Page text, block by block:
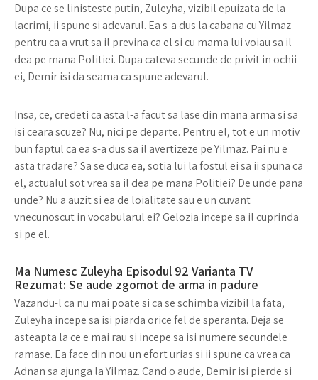
Dupa ce se linisteste putin, Zuleyha, vizibil epuizata de la
lacrimi, ii spune si adevarul. Ea s-a dus la cabana cu Yilmaz
pentru ca a vrut sa il previna ca el si cu mama lui voiau sa il
dea pe mana Politiei. Dupa cateva secunde de privit in ochii
ei, Demir isi da seama ca spune adevarul.
Insa, ce, credeti ca asta l-a facut sa lase din mana arma si sa
isi ceara scuze? Nu, nici pe departe. Pentru el, tot e un motiv
bun faptul ca ea s-a dus sa il avertizeze pe Yilmaz. Pai nu e
asta tradare? Sa se duca ea, sotia lui la fostul ei sa ii spuna ca
el, actualul sot vrea sa il dea pe mana Politiei? De unde pana
unde? Nu a auzit si ea de loialitate sau e un cuvant
vnecunoscut in vocabularul ei? Gelozia incepe sa il cuprinda
si pe el.
Ma Numesc Zuleyha Episodul 92 Varianta TV
Rezumat: Se aude zgomot de arma in padure
Vazandu-l ca nu mai poate si ca se schimba vizibil la fata,
Zuleyha incepe sa isi piarda orice fel de speranta. Deja se
asteapta la ce e mai rau si incepe sa isi numere secundele
ramase. Ea face din nou un efort urias si ii spune ca vrea ca
Adnan sa ajunga la Yilmaz. Cand o aude, Demir isi pierde si